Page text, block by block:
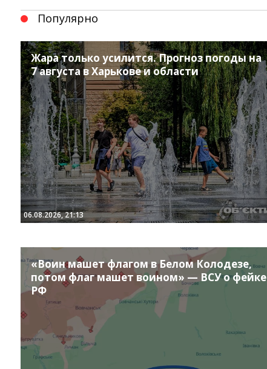
Популярно
Жара только усилится. Прогноз погоды на
7 августа в Харькове и области
06.08.2026, 21:13
«Воин машет флагом в Белом Колодезе,
потом флаг машет воином» — ВСУ о фейке
РФ